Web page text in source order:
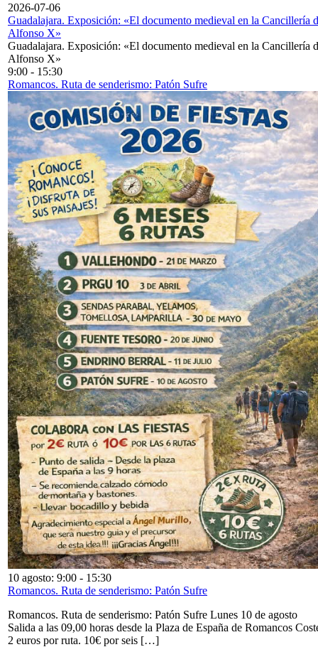
2026-07-06
Guadalajara. Exposición: «El documento medieval en la Cancillería
Alfonso X»
Guadalajara. Exposición: «El documento medieval en la Cancillería
Alfonso X»
9:00 - 15:30
Romancos. Ruta de senderismo: Patón Sufre
10 agosto: 9:00 - 15:30
Romancos. Ruta de senderismo: Patón Sufre
Romancos. Ruta de senderismo: Patón Sufre Lunes 10 de agosto
Salida a las 09,00 horas desde la Plaza de España de Romancos
2 euros por ruta. 10€ por seis […]